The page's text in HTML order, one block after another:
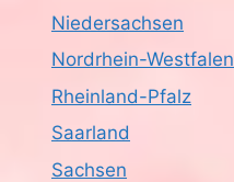
Niedersachsen
Nordrhein-Westfalen
Rheinland-Pfalz
Saarland
Sachsen